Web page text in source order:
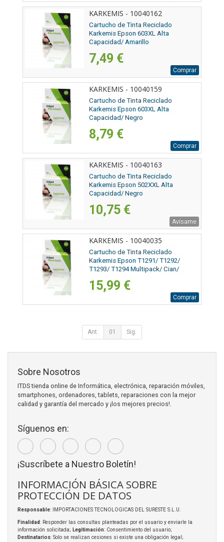
KARKEMIS - 10040162
Cartucho de Tinta Reciclado
Karkemis Epson 603XL Alta
Capacidad/ Amarillo
7,49 €
Comprar
KARKEMIS - 10040159
Cartucho de Tinta Reciclado
Karkemis Epson 603XL Alta
Capacidad/ Negro
8,79 €
Comprar
KARKEMIS - 10040163
Cartucho de Tinta Reciclado
Karkemis Epson 502XXL Alta
Capacidad/ Negro
10,75 €
Avísame
KARKEMIS - 10040035
Cartucho de Tinta Reciclado
Karkemis Epson T1291/ T1292/
T1293/ T1294 Multipack/ Cian/
15,99 €
Comprar
Ant. 01 Sig.
Sobre Nosotros
ITDS tienda online de Informática, electrónica, reparación móviles,
smartphones, ordenadores, tablets, reparaciones con la mejor
calidad y garantía del mercado y ¡los mejores precios!.
Síguenos en:
¡Suscríbete a Nuestro Boletín!
INFORMACIÓN BÁSICA SOBRE
PROTECCIÓN DE DATOS
Responsable: IMPORTACIONES TECNOLOGICAS DEL SURESTE S.L.U.
Finalidad: Responder las consultas planteadas por el usuario y enviarle la
información solicitada; Legitimación: Consentimiento del usuario;
Destinatarios: Solo se realizan cesiones si existe una obligación legal;